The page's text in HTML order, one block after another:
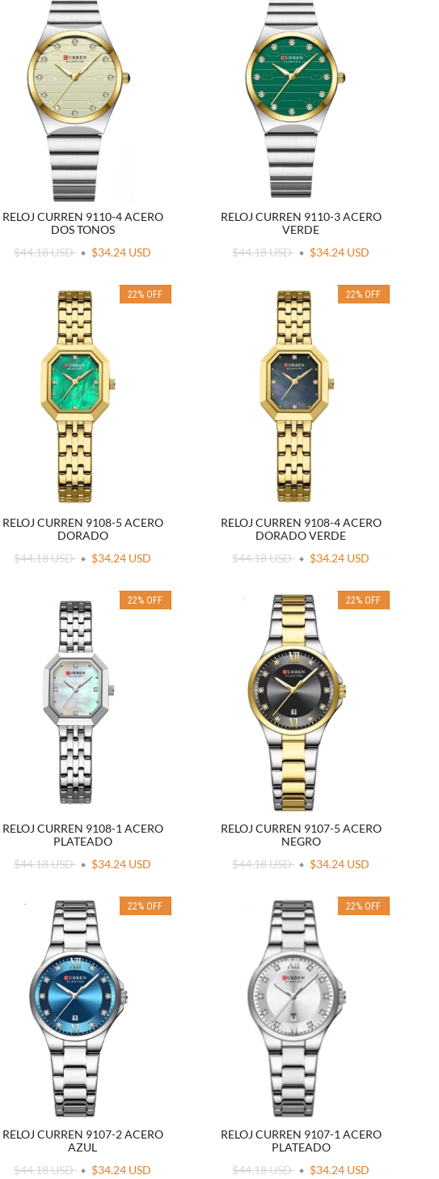
RELOJ CURREN 9110-4 ACERO
DOS TONOS
$44.18 USD
$34.24 USD
RELOJ CURREN 9110-3 ACERO
VERDE
$44.18 USD
$34.24 USD
22% OFF
RELOJ CURREN 9108-5 ACERO
DORADO
$44.18 USD
$34.24 USD
22% OFF
RELOJ CURREN 9108-4 ACERO
DORADO VERDE
$44.18 USD
$34.24 USD
22% OFF
RELOJ CURREN 9108-1 ACERO
PLATEADO
$44.18 USD
$34.24 USD
22% OFF
RELOJ CURREN 9107-5 ACERO
NEGRO
$44.18 USD
$34.24 USD
22% OFF
RELOJ CURREN 9107-2 ACERO
AZUL
$44.18 USD
$34.24 USD
22% OFF
RELOJ CURREN 9107-1 ACERO
PLATEADO
$44.18 USD
$34.24 USD